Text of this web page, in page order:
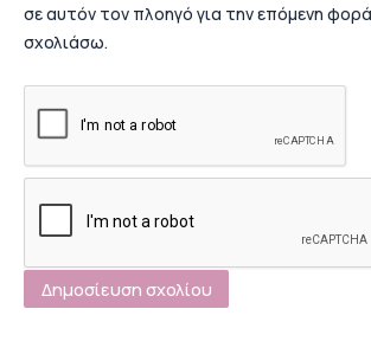
σε αυτόν τον πλοηγό για την επόμενη
σχολιάσω.